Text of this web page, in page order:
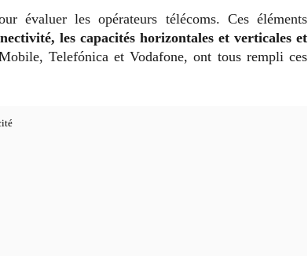
évaluer les opérateurs télécoms. Ces éléments
les capacités horizontales et verticales et
Telefónica et Vodafone, ont tous rempli ces